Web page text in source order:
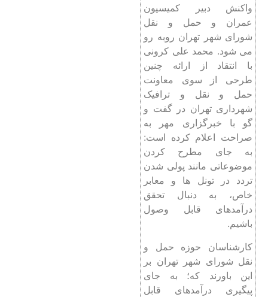
واکنش دبیر کمیسیون
عمران و حمل و نقل
شورای شهر تهران روبه رو
می شود. محمد علی کرونی
با انتقاد از ارائه چنین
طرحی از سوی معاونت
حمل و نقل و ترافیک
شهرداری تهران در گفت و
گو با خبرگزاری مهر به
صراحت اعلام کرده است:
به جای مطرح کردن
موضوعاتی مانند پولی شدن
تردد در تونل ها و معابر
خاص، به دنبال تحقق
درآمدهای قابل وصول
باشیم.
کارشناسان حوزه حمل و
نقل شورای شهر تهران بر
این باورند که؛ به جای
پیگیری درآمدهای قابل